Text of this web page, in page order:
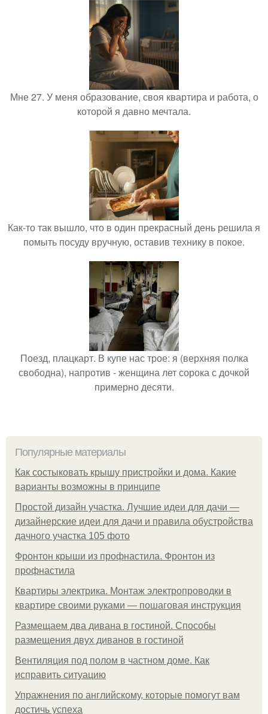
Мне 27. У меня образование, своя квартира и работа, о
которой я давно мечтала.
Как-то так вышло, что в один прекрасный день решила я
помыть посуду вручную, оставив технику в покое.
Поезд, плацкарт. В купе нас трое: я (верхняя полка
свободна), напротив - женщина лет сорока с дочкой
примерно десяти.
Популярные материалы
Как состыковать крышу пристройки и дома. Какие
варианты возможны в принципе
Простой дизайн участка. Лучшие идеи для дачи —
дизайнерские идеи для дачи и правила обустройства
дачного участка 105 фото
Фронтон крыши из профнастила. Фронтон из
профнастила
Квартиры электрика. Монтаж электропроводки в
квартире своими руками — пошаговая инструкция
Размещаем два дивана в гостиной. Способы
размещения двух диванов в гостиной
Вентиляция под полом в частном доме. Как
исправить ситуацию
Упражнения по английскому, которые помогут вам
достичь успеха